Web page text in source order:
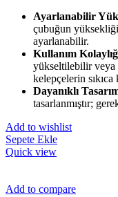
Ayarlanabilir
çubuğun
ayarlanabilir.
Kullanım
yükseltilebilir veya
kelepçelerin
Dayanıklı
tasarlanmıştır;
Add to wishlist
Sepete Ekle
Quick view
Add to compare